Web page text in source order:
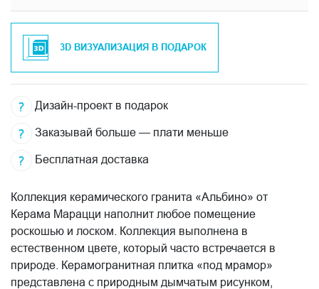
3D ВИЗУАЛИЗАЦИЯ В ПОДАРОК
Дизайн-проект в подарок
Заказывай больше — плати меньше
Бесплатная доставка
Коллекция керамического гранита «Альбино» от
Керама Марацци наполнит любое помещение
роскошью и лоском. Коллекция выполнена в
естественном цвете, который часто встречается в
природе. Керамогранитная плитка «под мрамор»
представлена с природным дымчатым рисунком,